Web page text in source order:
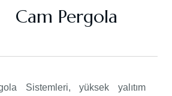
Cam Pergola
Sistemleri, yüksek yalıtım